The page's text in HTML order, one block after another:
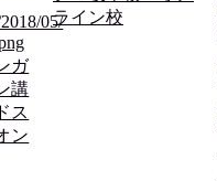
05/
ガ
講
ス
ン
ライン校